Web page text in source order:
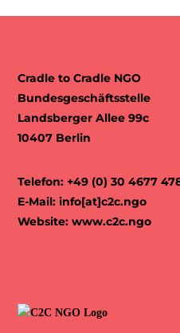
Cradle to Cradle NGO
Bundesgeschäftsstelle
Landsberger Allee 99c
10407 Berlin
Telefon: +49 (0) 30 4677
E-Mail:info[at]c2c.ngo
Website:www.c2c.ngo